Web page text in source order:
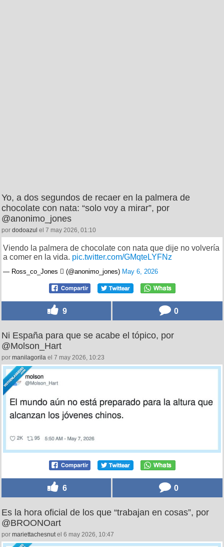
Yo, a dos segundos de recaer en la palmera de
chocolate con nata: “solo voy a mirar”, por
@anonimo_jones
por dodoazul el 7 may 2026, 01:10
Viendo la palmera de chocolate con nata que dije no volvería
a comer en la vida. pic.twitter.com/GMqteLYFNz
— Ross_co_Jones  (@anonimo_jones) May 6, 2026
9 0
Ni España para que se acabe el tópico, por
@Molson_Hart
por manilagorila el 7 may 2026, 10:23
6 0
Es la hora oficial de los que “trabajan en cosas”, por
@BROONOart
por mariettachesnut el 6 may 2026, 10:47